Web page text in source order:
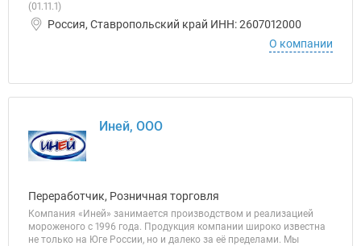
(01.11.1)
Россия, Ставропольский край ИНН: 2607012000
О компании
Иней, ООО
Переработчик, Розничная торговля
Компания «Иней» занимается производством и реализацией
мороженого с 1996 года. Продукция компании широко известна
не только на Юге России, но и далеко за её пределами. Мы